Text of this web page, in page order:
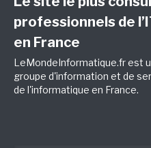
professionnels de
en France
LeMondeInformatique.fr est
groupe d'information et de
de l'informatique en France.